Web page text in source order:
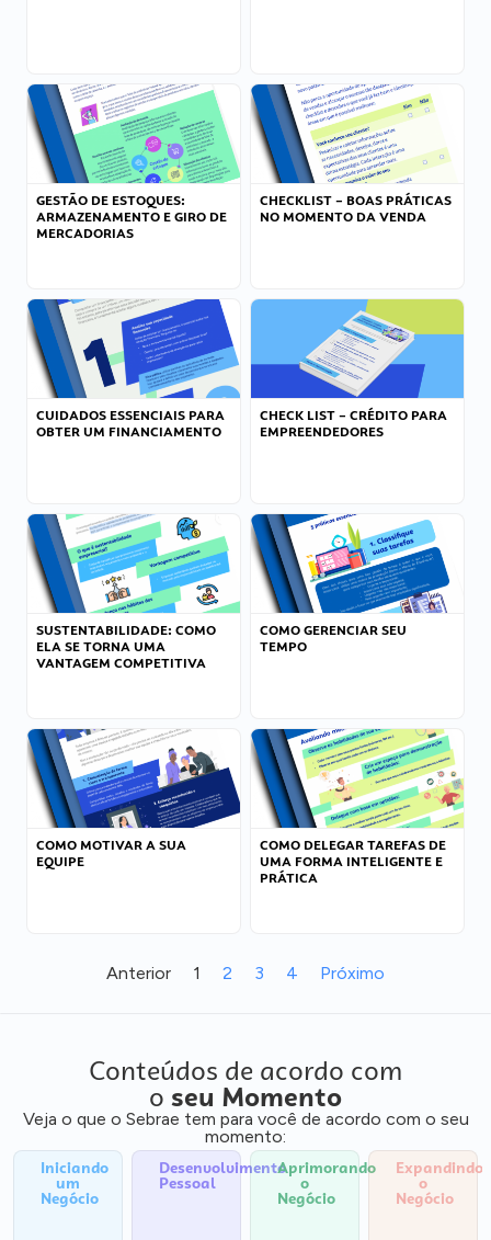
GESTÃO DE ESTOQUES:
ARMAZENAMENTO E GIRO DE
MERCADORIAS
CHECKLIST – BOAS PRÁTICAS
NO MOMENTO DA VENDA
CUIDADOS ESSENCIAIS PARA
OBTER UM FINANCIAMENTO
CHECK LIST – CRÉDITO PARA
EMPREENDEDORES
SUSTENTABILIDADE: COMO
ELA SE TORNA UMA
VANTAGEM COMPETITIVA
COMO GERENCIAR SEU
TEMPO
COMO MOTIVAR A SUA
EQUIPE
COMO DELEGAR TAREFAS DE
UMA FORMA INTELIGENTE E
PRÁTICA
Anterior 1 2 3 4 Próximo
Conteúdos de acordo com
o seu Momento
Veja o que o Sebrae tem para você de acordo com o seu
momento:
Iniciando
um
Negócio
Desenvolvimento
Pessoal
Aprimorando
o
Negócio
Expandindo
o
Negócio